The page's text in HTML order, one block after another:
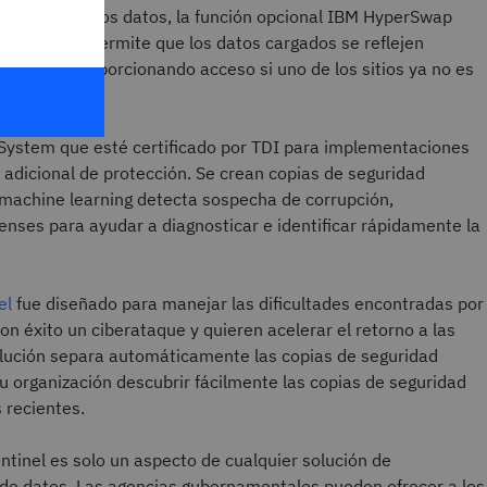
de los datos, la función opcional IBM HyperSwap
función permite que los datos cargados se reflejen
proporcionando acceso si uno de los sitios ya no es
que esté certificado por TDI para implementaciones
adicional de protección. Se crean copias de seguridad
learning detecta sospecha de corrupción,
para ayudar a diagnosticar e identificar rápidamente la
fue diseñado para manejar las dificultades encontradas por
éxito un ciberataque y quieren acelerar el retorno a las
separa automáticamente las copias de seguridad
organización descubrir fácilmente las copias de seguridad
recientes.
es solo un aspecto de cualquier solución de